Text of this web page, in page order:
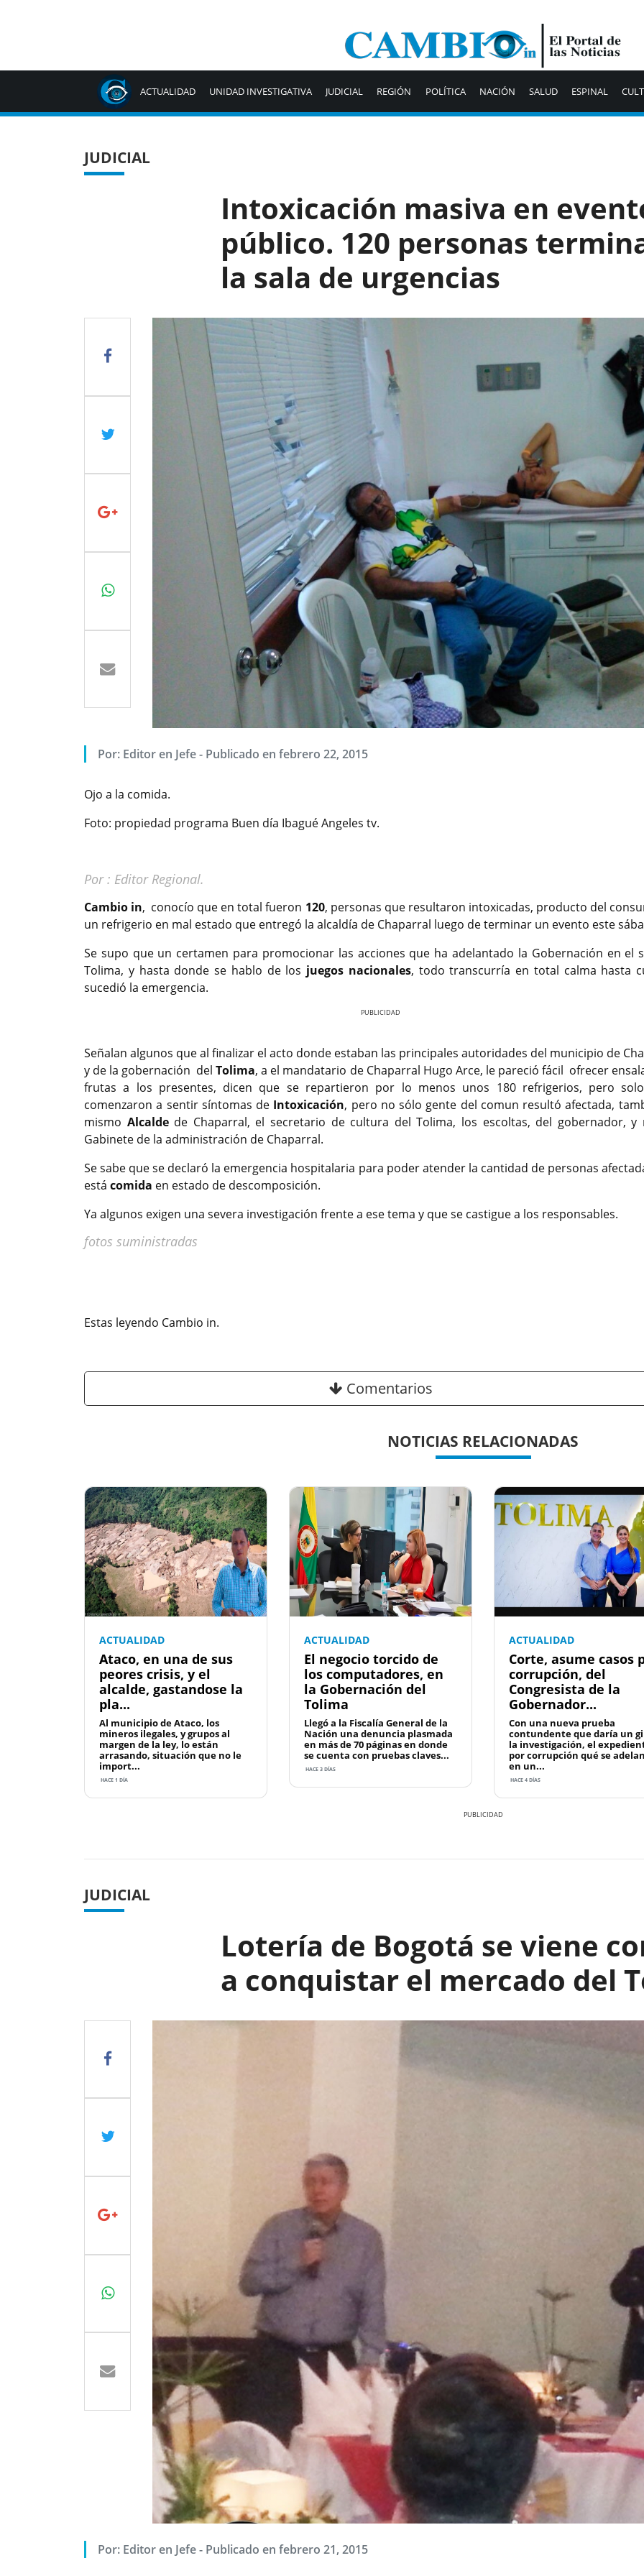
ACTUALIDAD UNIDAD INVESTIGATIVA JUDICIAL REGIÓN POLÍTICA NACIÓN SALUD ESPINAL
JUDICIAL
Intoxicación masiva en
público. 120 personas
la sala de urgencias
Por: Editor en Jefe - Publicado en febrero 22, 2015
Ojo a la comida.
Foto: propiedad programa Buen día Ibagué Angeles tv.
Por : Editor Regional.
Cambio in, conocío que en total fueron 120, personas que resultaron intoxicadas, producto del
un refrigerio en mal estado que entregó la alcaldía de Chaparral luego de terminar un evento este
Se supo que un certamen para promocionar las acciones que ha adelantado la Gobernación en el
Tolima, y hasta donde se hablo de los juegos nacionales, todo transcurría en total calma hasta
sucedió la emergencia.
Señalan algunos que al finalizar el acto donde estaban las principales autoridades del municipio de
y de la gobernación delTolima, a el mandatario de Chaparral Hugo Arce, le pareció fácil ofrecer
frutas a los presentes, dicen que se repartieron por lo menos unos 180 refrigerios, pero
comenzaron a sentir síntomas de Intoxicación, pero no sólo gente del comun resultó afectada,
mismo Alcalde de Chaparral, el secretario de cultura del Tolima, los escoltas, del gobernador, y
Gabinete de la administración de Chaparral.
Se sabe que se declaró la emergencia hospitalaria para poder atender la cantidad de personas
está comida en estado de descomposición.
Ya algunos exigen una severa investigación frente a ese tema y que se castigue a los responsables.
fotos suministradas
Estas leyendo Cambio in.
Comentarios
NOTICIAS RELACIONADAS
ACTUALIDAD
Ataco, en una de sus
peores crisis, y el
alcalde, gastandose la
pla...
Al municipio de Ataco, los
mineros ilegales, y grupos al
margen de la ley, lo están
arrasando, situación que no le
import...
HACE 1 DÍA
ACTUALIDAD
El negocio torcido de
los computadores, en
la Gobernación del
Tolima
Llegó a la Fiscalía General de la
Nación una denuncia plasmada
en más de 70 páginas en donde
se cuenta con pruebas claves...
HACE 3 DÍAS
ACTUALIDAD
Corte, asume casos
corrupción, del
Congresista de la
Gobernador...
Con una nueva prueba
contundente que daría un
la investigación, el
por corrupción qué se
en un...
HACE 4 DÍAS
JUDICIAL
Lotería de Bogotá se viene
a conquistar el mercado del
Por: Editor en Jefe- Publicado en febrero 21, 2015